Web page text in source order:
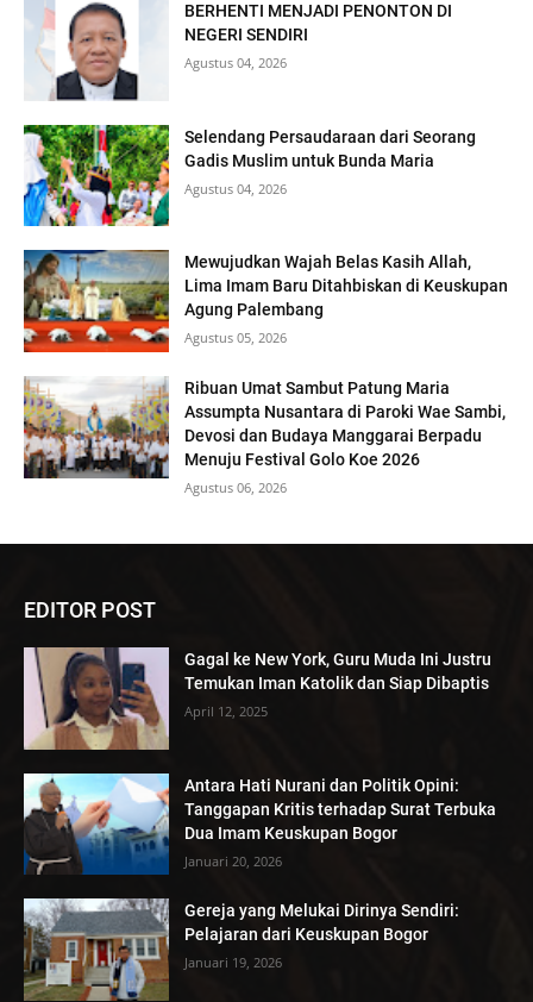
BERHENTI MENJADI PENONTON DI
NEGERI SENDIRI
Agustus 04, 2026
Selendang Persaudaraan dari Seorang
Gadis Muslim untuk Bunda Maria
Agustus 04, 2026
Mewujudkan Wajah Belas Kasih Allah,
Lima Imam Baru Ditahbiskan di Keuskupan
Agung Palembang
Agustus 05, 2026
Ribuan Umat Sambut Patung Maria
Assumpta Nusantara di Paroki Wae Sambi,
Devosi dan Budaya Manggarai Berpadu
Menuju Festival Golo Koe 2026
Agustus 06, 2026
EDITOR POST
Gagal ke New York, Guru Muda Ini Justru
Temukan Iman Katolik dan Siap Dibaptis
April 12, 2025
Antara Hati Nurani dan Politik Opini:
Tanggapan Kritis terhadap Surat Terbuka
Dua Imam Keuskupan Bogor
Januari 20, 2026
Gereja yang Melukai Dirinya Sendiri:
Pelajaran dari Keuskupan Bogor
Januari 19, 2026